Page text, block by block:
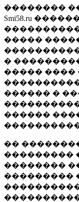
��������
Smi58.ru
�����
�
����� ����
������ �
������
��
���������
��������
���������